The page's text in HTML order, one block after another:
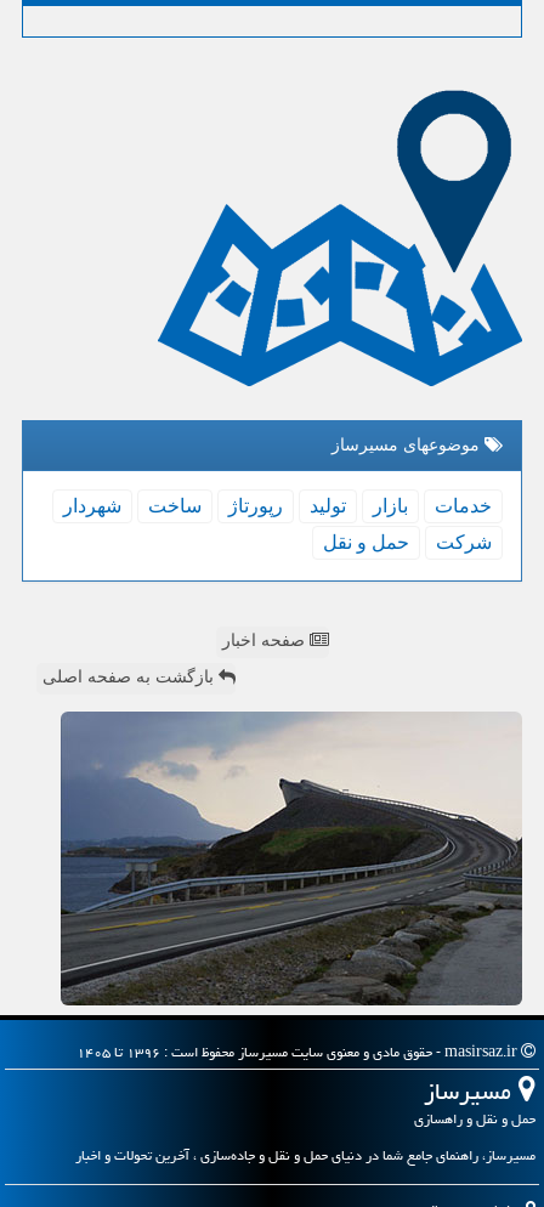
موضوعهای مسیرساز
خدمات بازار تولید رپورتاژ ساخت
شهردار
شركت
حمل و نقل
صفحه اخبار
بازگشت به صفحه اصلی
مسیرساز
حمل و نقل و راهسازی
مسیرساز، راهنمای جامع شما در دنیای حمل و نقل و جاده‌سازی ، آخرین تحولات و اخبار